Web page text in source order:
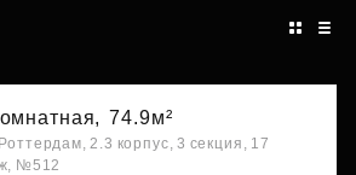
74.9м²
2.3 корпус, 3 секция, 17
№512